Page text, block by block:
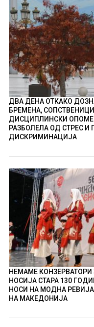
ДВА ДЕНА ОТКАКО
БРЕМЕНА,
ДИСЦИПЛИНСКИ
РАЗБОЛЕЛА ОД СТРЕС И
ДИСКРИМИНАЦИЈА
НЕМАМЕ КОНЗЕРВАТОРИ
НОСИЈА СТАРА 130
НОСИ НА МОДНА
НА МАКЕДОНИЈА